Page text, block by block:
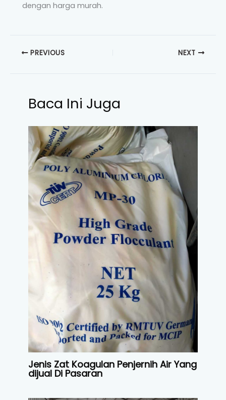
dengan harga murah.
PREVIOUS NEXT
Baca Ini Juga
Jenis Zat Koagulan Penjernih Air Yang
dijual Di Pasaran